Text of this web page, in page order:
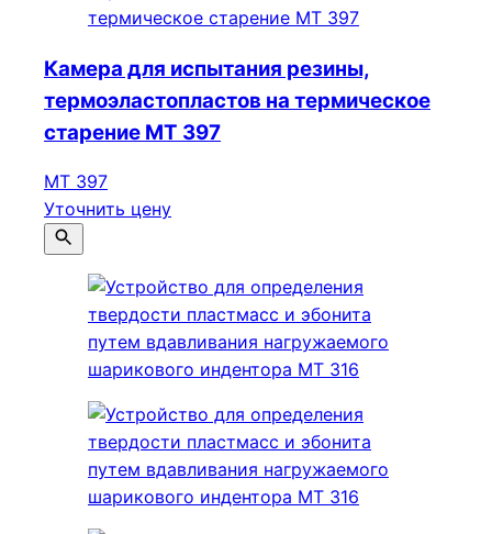
Камера для испытания резины,
термоэластопластов на термическое
старение МТ 397
МТ 397
Уточнить цену